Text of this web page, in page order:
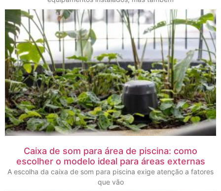
Caixa de som para área de piscina: como
escolher o modelo ideal para áreas externas
A escolha da caixa de som para piscina exige atenção a fatores
que vão